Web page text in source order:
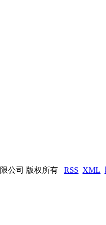
公司 版权所有 RSS XML